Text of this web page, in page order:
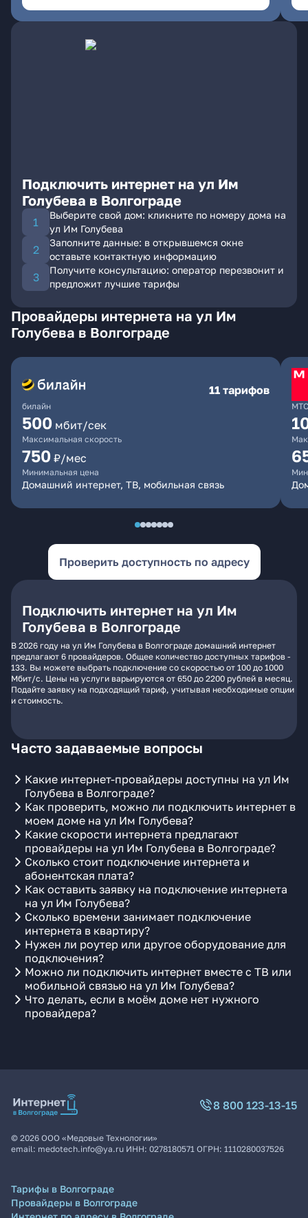
Подключить интернет на ул Им
Голубева в Волгограде
Выберите свой дом: кликните по номеру дома на
ул Им Голубева
Заполните данные: в открывшемся окне
оставьте контактную информацию
Получите консультацию: оператор перезвонит и
предложит лучшие тарифы
Провайдеры интернета на ул Им
Голубева в Волгограде
билайн
11 тарифов
500 мбит/сек
Максимальная скорость
750 ₽/мес
Минимальная цена
Домашний интернет, ТВ, мобильная связь
МТС
Проверить доступность по адресу
Подключить интернет на ул Им
Голубева в Волгограде
В 2026 году на ул Им Голубева в Волгограде домашний интернет
предлагают 6 провайдеров. Общее количество доступных тарифов -
133. Вы можете выбрать подключение со скоростью от 100 до 1000
Мбит/с. Цены на услуги варьируются от 650 до 2200 рублей в месяц.
Подайте заявку на подходящий тариф, учитывая необходимые опции
и стоимость.
Часто задаваемые вопросы
Какие интернет-провайдеры доступны на ул Им
Голубева в Волгограде?
Как проверить, можно ли подключить интернет в
моем доме на ул Им Голубева?
Какие скорости интернета предлагают
провайдеры на ул Им Голубева в Волгограде?
Сколько стоит подключение интернета и
абонентская плата?
Как оставить заявку на подключение интернета
на ул Им Голубева?
Сколько времени занимает подключение
интернета в квартиру?
Нужен ли роутер или другое оборудование для
подключения?
Можно ли подключить интернет вместе с ТВ или
мобильной связью на ул Им Голубева?
Что делать, если в моём доме нет нужного
провайдера?
8 800 123-13-15
© 2026 ООО «Медовые Технологии»
email: medotech.info@ya.ru ИНН: 0278180571 ОГРН: 1110280037526
Тарифы в Волгограде
Провайдеры в Волгограде